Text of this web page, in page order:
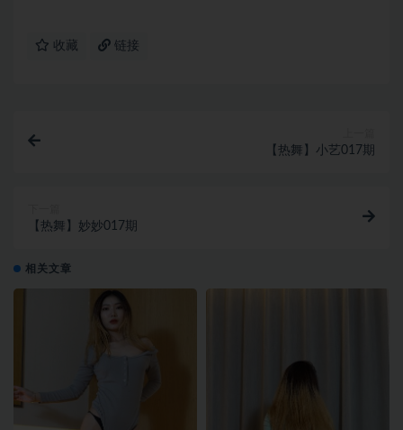
收藏 链接
【热舞】小艺017期
【热舞】妙妙017期
相关文章